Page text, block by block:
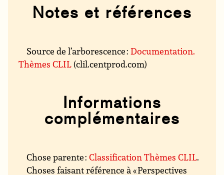
Notes et références
Source de l’arborescence :Documentation.
Thèmes CLIL (clil.centprod.com)
Informations
complémentaires
Chose parente :Classification Thèmes CLIL.
Choses faisant référence à « Perspectives